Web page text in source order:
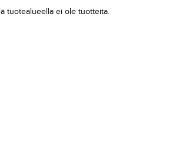
tuotealueella ei ole tuotteita.